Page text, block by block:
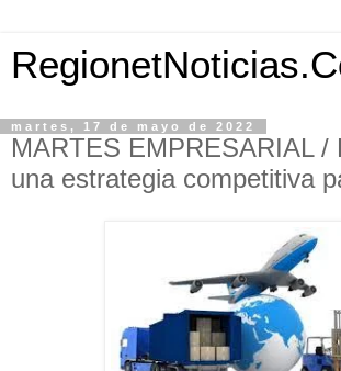
martes, 17 de mayo de 2022
MARTES EMPRESARIAL /
una estrategia competitiva